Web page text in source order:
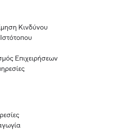
Κινδύνου
Επιχειρήσεων